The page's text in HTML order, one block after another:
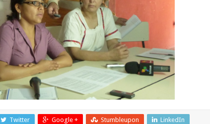
Twitter Google + Stumbleupon
LinkedIn